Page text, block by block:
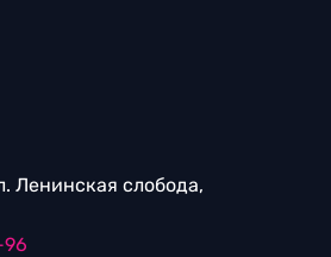
Ленинская слобода,
96